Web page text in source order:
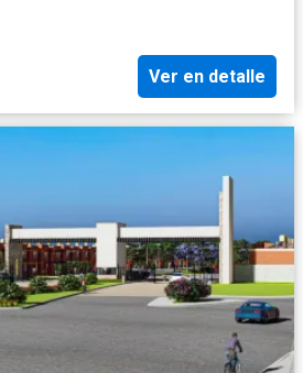
Ver en detalle